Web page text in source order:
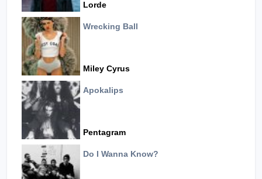
Lorde
Wrecking Ball
Miley Cyrus
Apokalips
Pentagram
Do I Wanna Know?